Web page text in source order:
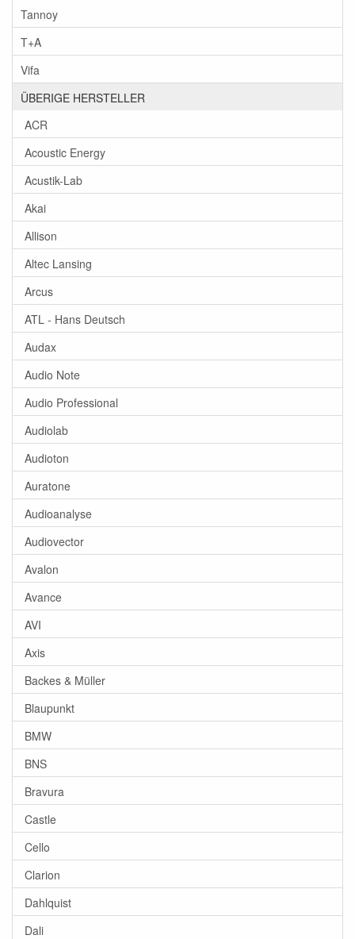
Tannoy
T+A
Vifa
ÜBERIGE HERSTELLER
ACR
Acoustic Energy
Acustik-Lab
Akai
Allison
Altec Lansing
Arcus
ATL - Hans Deutsch
Audax
Audio Note
Audio Professional
Audiolab
Audioton
Auratone
Audioanalyse
Audiovector
Avalon
Avance
AVI
Axis
Backes & Müller
Blaupunkt
BMW
BNS
Bravura
Castle
Cello
Clarion
Dahlquist
Dali